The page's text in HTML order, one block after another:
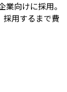
向けに採用。
用するまで費